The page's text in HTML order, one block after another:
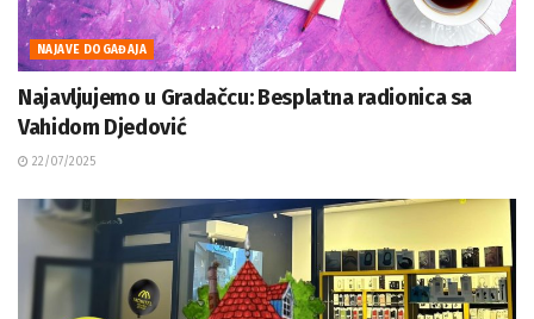
NAJAVE DOGAĐAJA
Najavljujemo u Gradačcu: Besplatna radionica sa
Vahidom Djedović
22/07/2025